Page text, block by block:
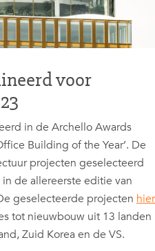
voor
in de Archello Awards
Building of the Year’. De
projecten geselecteerd
de allereerste editie van
geselecteerde projecten hier
tot nieuwbouw uit 13 landen
Zuid Korea en de VS.